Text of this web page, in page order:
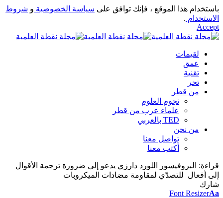
باستخدام هذا الموقع ، فإنك توافق على سياسة الخصوصية و شروط
الاستخدام .
Accept
لقيمات
عمق
تقنية
تحر
من قطر
نجوم العلوم
علماء عرب من قطر
TED بالعربي
من نحن
تواصل معنا
أكتب معنا
قراءة: البروفيسور اللورد دارزي يدعو إلى ضرورة ترجمة الأقوال
إلى أفعال للتصدّي لمقاومة مضادات الميكروبات
شارك
Font ResizerAa